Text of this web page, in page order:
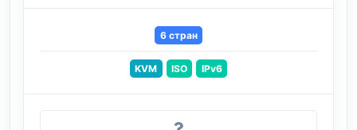
6 стран
KVM ISO IPv6